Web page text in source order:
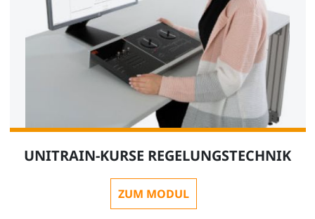
UNITRAIN-KURSE REGELUNGSTECHNIK
ZUM MODUL